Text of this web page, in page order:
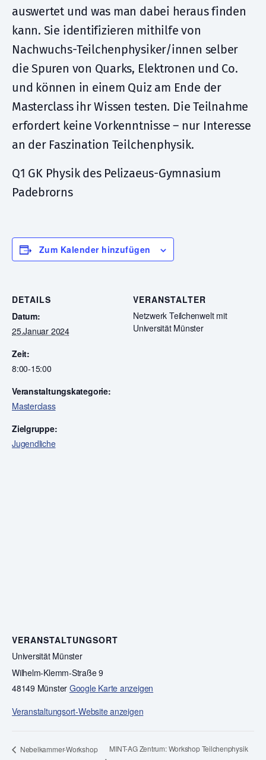
auswertet und was man dabei heraus finden
kann. Sie identifizieren mithilfe von
Nachwuchs-Teilchenphysiker/innen selber
die Spuren von Quarks, Elektronen und Co.
und können in einem Quiz am Ende der
Masterclass ihr Wissen testen. Die Teilnahme
erfordert keine Vorkenntnisse – nur Interesse
an der Faszination Teilchenphysik.
Q1 GK Physik des Pelizaeus-Gymnasium
Padebrorns
Zum Kalender hinzufügen
DETAILS
Datum:
25.Januar 2024
Zeit:
8:00-15:00
Veranstaltungskategorie:
Masterclass
Zielgruppe:
Jugendliche
VERANSTALTER
Netzwerk Teilchenwelt mit
Universität Münster
VERANSTALTUNGSORT
Universität Münster
Wilhelm-Klemm-Straße 9
48149 Münster Google Karte anzeigen
Veranstaltungsort-Website anzeigen
Nebelkammer-Workshop MINT-AG Zentrum: Workshop Teilchenphysik